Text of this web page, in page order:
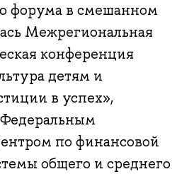
форума в смешанном
Межрегиональная
конференция
детям и
в успех»,
по финансовой
общего и среднего